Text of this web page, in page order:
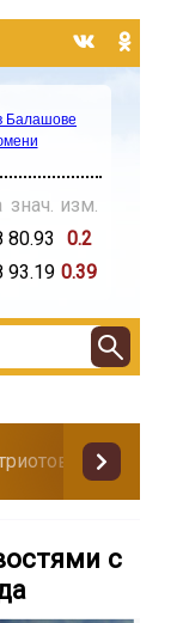
Балашове
знач. изм.
80.93
0.2
93.19 0.39
с